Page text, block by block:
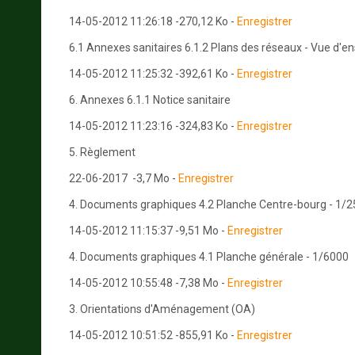
14-05-2012 11:26:18 -270,12 Ko - Enregistrer
6.1 Annexes sanitaires 6.1.2 Plans des réseaux - Vue
14-05-2012 11:25:32 -392,61 Ko - Enregistrer
6. Annexes 6.1.1 Notice sanitaire
14-05-2012 11:23:16 -324,83 Ko - Enregistrer
5. Règlement
22-06-2017 -3,7 Mo - Enregistrer
4. Documents graphiques 4.2 Planche Centre-bourg - 1/
14-05-2012 11:15:37 -9,51 Mo - Enregistrer
4. Documents graphiques 4.1 Planche générale - 1/6000
14-05-2012 10:55:48 -7,38 Mo - Enregistrer
3. Orientations d'Aménagement (OA)
14-05-2012 10:51:52 -855,91 Ko - Enregistrer